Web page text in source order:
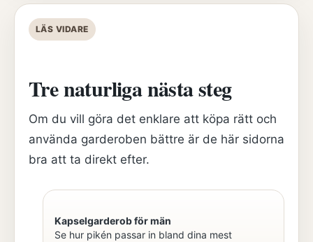
LÄS VIDARE
Tre naturliga nästa steg
Om du vill göra det enklare att köpa rätt och
använda garderoben bättre är de här sidorna
bra att ta direkt efter.
Kapselgarderob för män
Se hur pikén passar in bland dina mest